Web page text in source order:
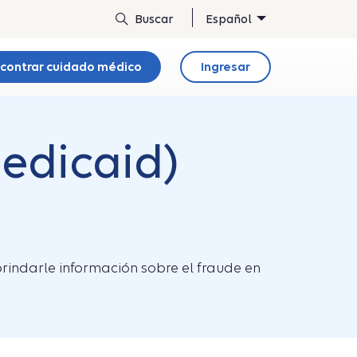
Español
cuidado médico Ingresar
información sobre el fraude en